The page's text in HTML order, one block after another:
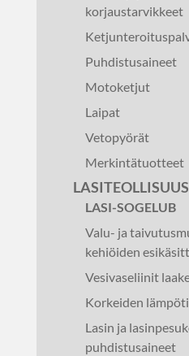
korjaustarvikkeet
Puhdistusaineet
Motoketjut
Laipat
Vetopyörät
Merkintätuotteet
LASITEOLLISUUS
LASI-SOGELUB
Valu- ja
kehiöiden
Vesivaseliinit
Korkeiden
Lasin ja
puhdistusaineet